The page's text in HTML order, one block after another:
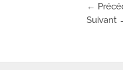
←
Suivant